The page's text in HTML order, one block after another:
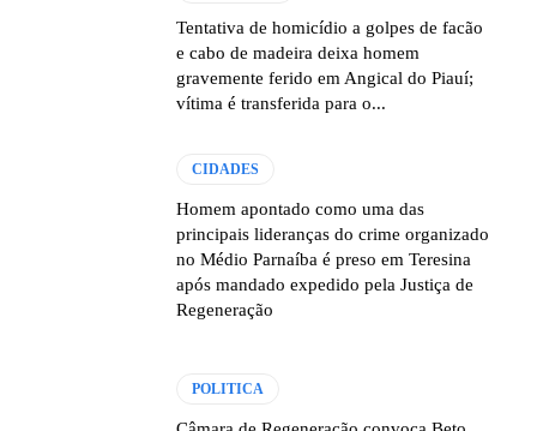
Tentativa de homicídio a golpes de facão
e cabo de madeira deixa homem
gravemente ferido em Angical do Piauí;
vítima é transferida para o...
CIDADES
Homem apontado como uma das
principais lideranças do crime organizado
no Médio Parnaíba é preso em Teresina
após mandado expedido pela Justiça de
Regeneração
POLITICA